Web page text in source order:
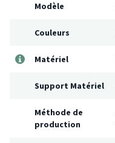
Modèle
Couleurs
Matériel
Support Matériel
Méthode de
production